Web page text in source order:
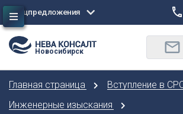
Москва
Санкт-Петербург
О
Спецпредложения
Новосибирск
Главная страница
Вступление в
Инженерные изыскания